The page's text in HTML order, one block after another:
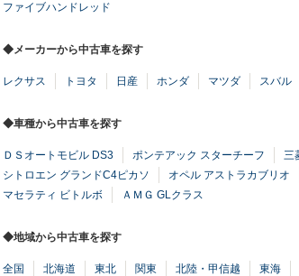
ファイブハンドレッド
◆メーカーから中古車を探す
レクサス トヨタ 日産 ホンダ マツダ スバル
◆車種から中古車を探す
ＤＳオートモビル DS3 ポンテアック スターチーフ 三
シトロエン グランドC4ピカソ
オペル アストラカブリオ
マセラティ ビトルボ
ＡＭＧ GLクラス
◆地域から中古車を探す
全国 北海道 東北 関東 北陸・甲信越 東海